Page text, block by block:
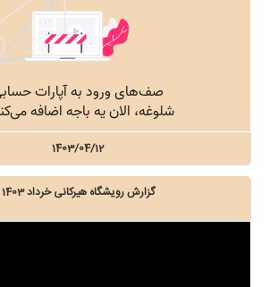
1403/04/12
گزارش رویشگاه هیرکانی خرداد 1403